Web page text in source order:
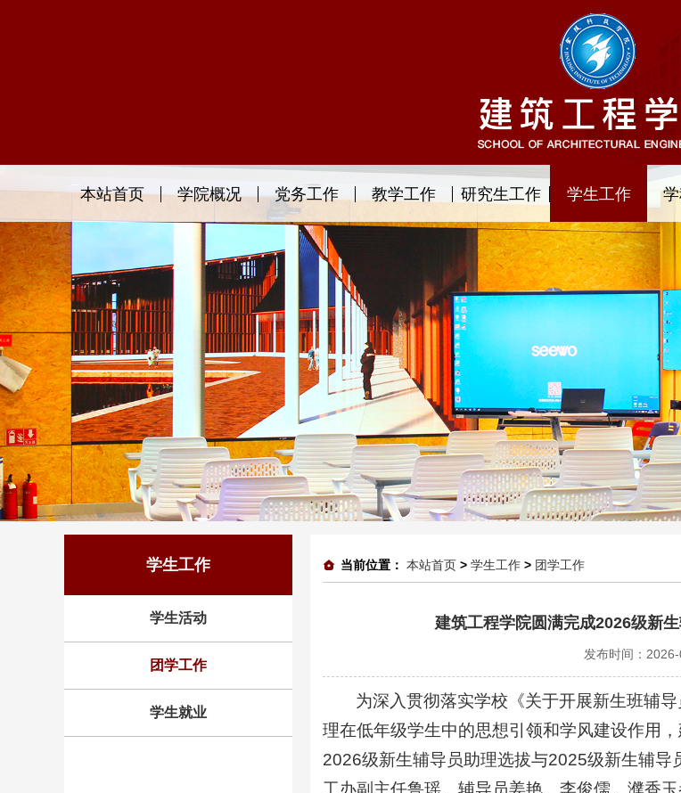
本站首页 学院概况 党务工作 教学工作 研究生工作 学生工作
学生工作
学生活动
团学工作
学生就业
当前位置： 本站首页 > 学生工作 > 团学工作
建筑工程学院圆满完成2026级新
发布时间：
为深入贯彻落实学校《关于开展新生班辅
理在低年级学生中的思想引领和学风建设作用
2026级新生辅导员助理选拔与2025级新生辅
工办副主任鲁瑶、辅导员姜艳、李俊儒、濮香玉